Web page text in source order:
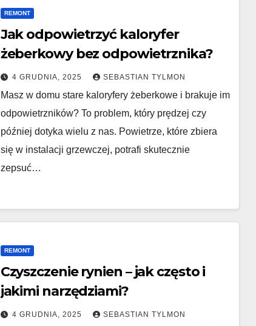
REMONT
Jak odpowietrzyć kaloryfer
żeberkowy bez odpowietrznika?
4 GRUDNIA, 2025 SEBASTIAN TYLMON
Masz w domu stare kaloryfery żeberkowe i brakuje im
odpowietrzników? To problem, który prędzej czy
później dotyka wielu z nas. Powietrze, które zbiera
się w instalacji grzewczej, potrafi skutecznie
zepsuć…
REMONT
Czyszczenie rynien – jak często i
jakimi narzędziami?
4 GRUDNIA, 2025 SEBASTIAN TYLMON